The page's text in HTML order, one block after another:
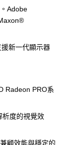
Adobe
新一代顯示器
Radeon PRO系
析度的視覺效
顧效能與穩定的